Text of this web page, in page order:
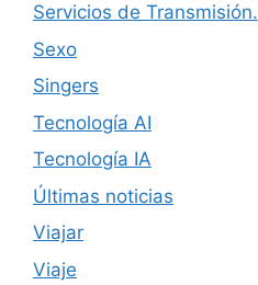
Servicios de Transmisión.
Sexo
Singers
Tecnología AI
Tecnología IA
Últimas noticias
Viajar
Viaje